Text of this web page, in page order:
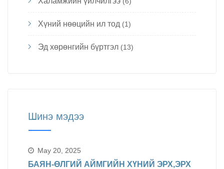
Хүний нөөцийн ил тод (1)
Эд хөрөнгийн бүртгэл (13)
Шинэ мэдээ
May 20, 2025
БАЯН-ӨЛГИЙ АЙМГИЙН ХҮНИЙ ЭРХ,ЭРХ